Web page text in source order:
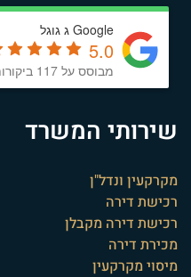
Google ג גוגל
5.0
מבוסס על 117 ביקורות
שירותי המשרד
מקרקעין ונדל"ן
רכישת דירה
רכישת דירה מקבלן
מכירת דירה
מיסוי מקרקעין